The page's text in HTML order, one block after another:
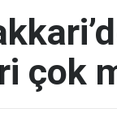
çok